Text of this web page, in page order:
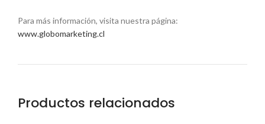
Para más información, visita nuestra página:
www.globomarketing.cl
Productos relacionados